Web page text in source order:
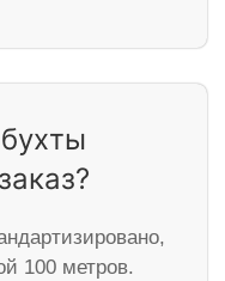
100 метров.